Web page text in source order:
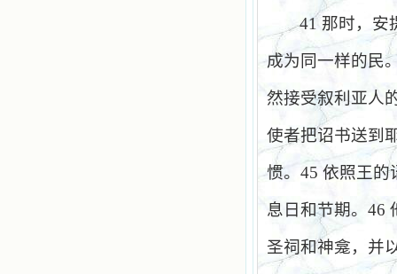
41 那时，安
成为同一样的民
然接受叙利亚人
使者把诏书送到
惯。 45 依照王的
息日和节期。 46
圣祠和神龛，并